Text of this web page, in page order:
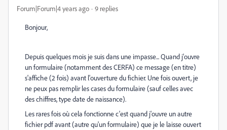
Forum|Forum|4 years ago 9 replies
Bonjour,
Depuis quelques mois je suis dans une impasse... Quand j'ouvre
un formulaire (notamment des CERFA) ce message (en titre)
s'affiche (2 fois) avant l'ouverture du fichier. Une fois ouvert, je
ne peux pas remplir les cases du formulaire (sauf celles avec
des chiffres, type date de naissance).
Les rares fois où cela fonctionne c'est quand j'ouvre un autre
fichier pdf avant (autre qu'un formulaire) que je le laisse ouvert